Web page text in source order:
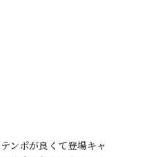
テンポが良くて登場キャ